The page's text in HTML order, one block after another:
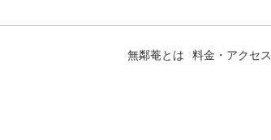
無鄰菴とは 料金・アクセス